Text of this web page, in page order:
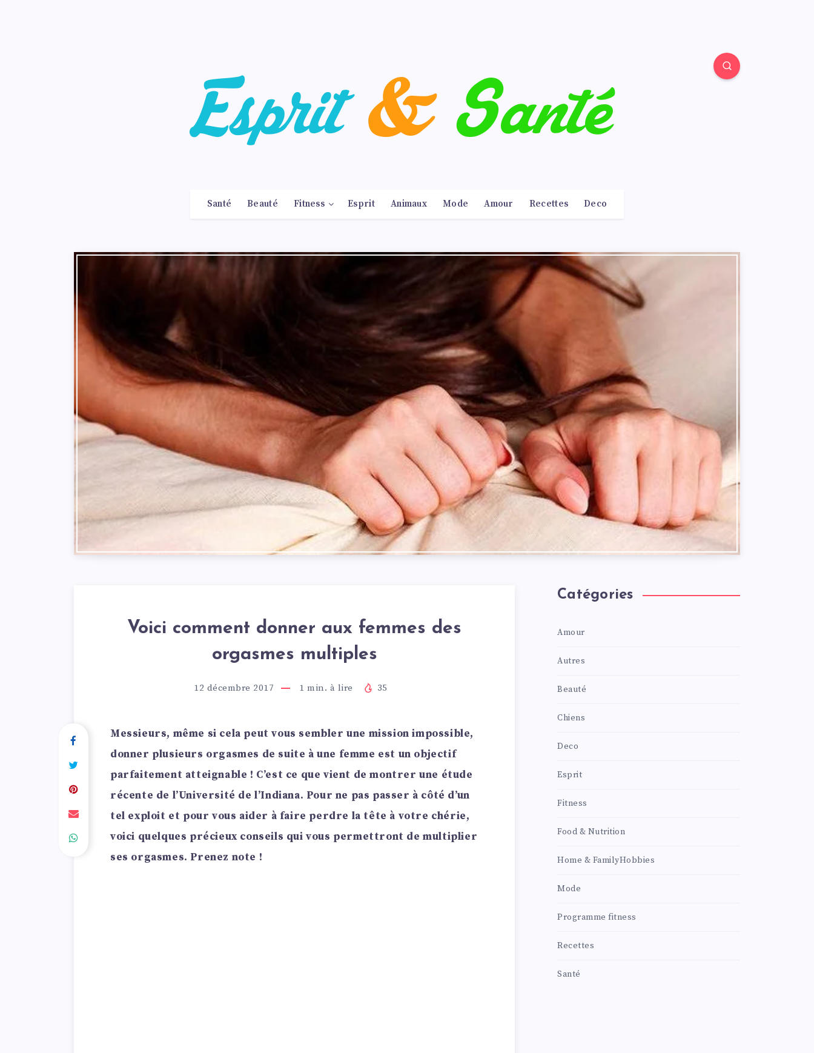
Santé Beauté Fitness Esprit Animaux Mode Amour Recettes Deco
Voici comment donner aux femmes des
orgasmes multiples
12 décembre 2017 1 min. à lire 35
Messieurs, même si cela peut vous sembler une mission impossible,
donner plusieurs orgasmes de suite à une femme est un objectif
parfaitement atteignable ! C’est ce que vient de montrer une étude
récente de l’Université de l’Indiana. Pour ne pas passer à côté d’un
tel exploit et pour vous aider à faire perdre la tête à votre chérie,
voici quelques précieux conseils qui vous permettront de multiplier
ses orgasmes. Prenez note !
Catégories
Amour
Autres
Beauté
Chiens
Deco
Esprit
Fitness
Food & Nutrition
Home & FamilyHobbies
Mode
Programme fitness
Recettes
Santé